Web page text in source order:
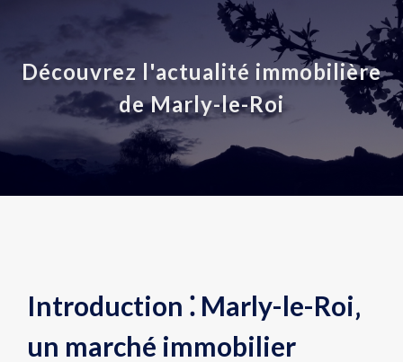
Découvrez l'actualité immobilière
de Marly-le-Roi
Introduction ⁚ Marly-le-Roi‚
un marché immobilier